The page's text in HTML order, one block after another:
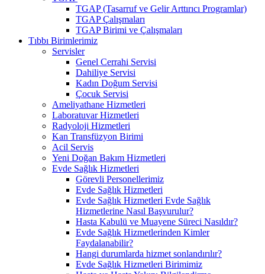
TGAP (Tasarruf ve Gelir Arttırıcı Programlar)
TGAP Çalışmaları
TGAP Birimi ve Çalışmaları
Tıbbı Birimlerimiz
Servisler
Genel Cerrahi Servisi
Dahiliye Servisi
Kadın Doğum Servisi
Çocuk Servisi
Ameliyathane Hizmetleri
Laboratuvar Hizmetleri
Radyoloji Hizmetleri
Kan Transfüzyon Birimi
Acil Servis
Yeni Doğan Bakım Hizmetleri
Evde Sağlık Hizmetleri
Görevli Personellerimiz
Evde Sağlık Hizmetleri
Evde Sağlık Hizmetleri Evde Sağlık
Hizmetlerine Nasıl Başvurulur?
Hasta Kabulü ve Muayene Süreci Nasıldır?
Evde Sağlık Hizmetlerinden Kimler
Faydalanabilir?
Hangi durumlarda hizmet sonlandırılır?
Evde Sağlık Hizmetleri Birimimiz